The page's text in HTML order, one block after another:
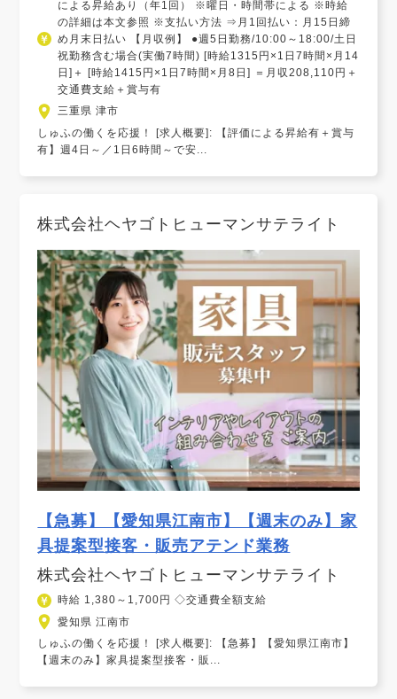
による昇給あり（年1回） ※曜日・時間帯による ※時給
の詳細は本文参照 ※支払い方法 ⇒月1回払い：月15日締
め月末日払い 【月収例】 ●週5日勤務/10:00～18:00/土日
祝勤務含む場合(実働7時間) [時給1315円×1日7時間×月14
日]＋ [時給1415円×1日7時間×月8日] ＝月収208,110円＋
交通費支給＋賞与有
三重県 津市
しゅふの働くを応援！ [求人概要]: 【評価による昇給有＋賞与
有】週4日～／1日6時間～で安...
株式会社ヘヤゴトヒューマンサテライト
【急募】【愛知県江南市】【週末のみ】家
具提案型接客・販売アテンド業務
株式会社ヘヤゴトヒューマンサテライト
時給 1,380～1,700円 ◇交通費全額支給
愛知県 江南市
しゅふの働くを応援！ [求人概要]: 【急募】【愛知県江南市】
【週末のみ】家具提案型接客・販...